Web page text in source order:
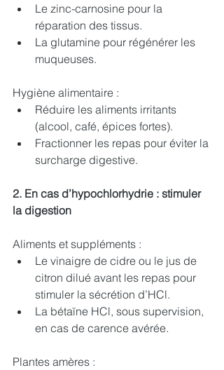
Le zinc-carnosine pour la
réparation des tissus.
La glutamine pour régénérer les
muqueuses.
Hygiène alimentaire :
Réduire les aliments irritants
(alcool, café, épices fortes).
Fractionner les repas pour éviter la
surcharge digestive.
2. En cas d’hypochlorhydrie : stimuler
la digestion
Aliments et suppléments :
Le vinaigre de cidre ou le jus de
citron dilué avant les repas pour
stimuler la sécrétion d’HCl.
La bétaïne HCl, sous supervision,
en cas de carence avérée.
Plantes amères :